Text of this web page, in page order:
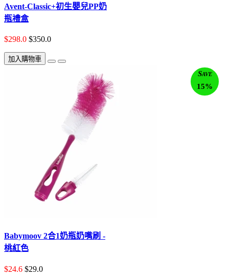
Avent-Classic+初生嬰兒PP奶
瓶禮盒
$298.0 $350.0
加入購物車
Save
15%
Babymoov 2合1奶瓶奶嘴刷 -
桃紅色
$24.6 $29.0